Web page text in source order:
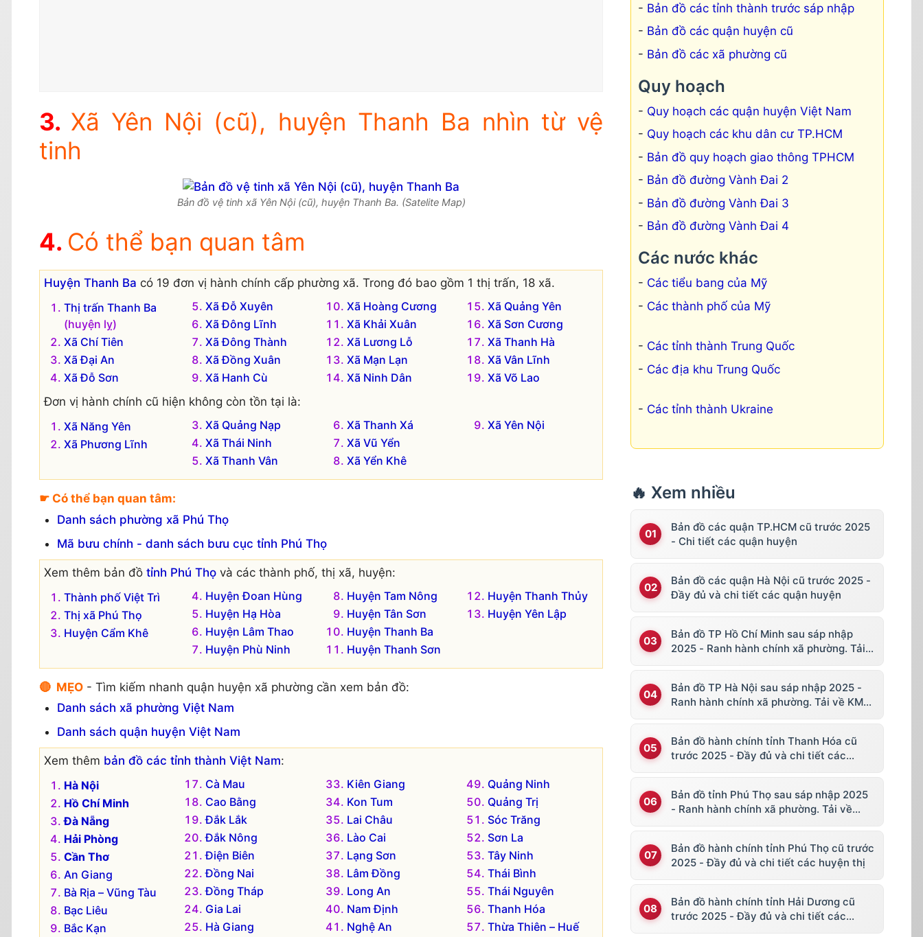
Xã Yên Nội (cũ), huyện Thanh Ba nhìn từ vệ
tinh
Bản đồ vệ tinh xã Yên Nội (cũ), huyện Thanh Ba. (Satelite Map)
Có thể bạn quan tâm
Huyện Thanh Ba có 19 đơn vị hành chính cấp phường xã. Trong đó bao gồm 1 thị trấn, 18 xã.
Thị trấn Thanh Ba
(huyện lỵ)
Xã Chí Tiên
Xã Đại An
Xã Đỗ Sơn
Xã Đỗ Xuyên
Xã Đông Lĩnh
Xã Đông Thành
Xã Đồng Xuân
Xã Hanh Cù
Xã Hoàng Cương
Xã Khải Xuân
Xã Lương Lỗ
Xã Mạn Lạn
Xã Ninh Dân
Xã Quảng Yên
Xã Sơn Cương
Xã Thanh Hà
Xã Vân Lĩnh
Xã Võ Lao
Đơn vị hành chính cũ hiện không còn tồn tại là:
Xã Năng Yên
Xã Phương Lĩnh
Xã Quảng Nạp
Xã Thái Ninh
Xã Thanh Vân
Xã Thanh Xá
Xã Vũ Yển
Xã Yển Khê
Xã Yên Nội
☛ Có thể bạn quan tâm:
Danh sách phường xã Phú Thọ
Mã bưu chính - danh sách bưu cục tỉnh Phú Thọ
Xem thêm bản đồ tỉnh Phú Thọ và các thành phố, thị xã, huyện:
Thành phố Việt Trì
Thị xã Phú Thọ
Huyện Cẩm Khê
Huyện Đoan Hùng
Huyện Hạ Hòa
Huyện Lâm Thao
Huyện Phù Ninh
Huyện Tam Nông
Huyện Tân Sơn
Huyện Thanh Ba
Huyện Thanh Sơn
Huyện Thanh Thủy
Huyện Yên Lập
🔴 MẸO - Tìm kiếm nhanh quận huyện xã phường cần xem bản đồ:
Danh sách xã phường Việt Nam
Danh sách quận huyện Việt Nam
Xem thêm bản đồ các tỉnh thành Việt Nam:
Hà Nội
Hồ Chí Minh
Đà Nẵng
Hải Phòng
Cần Thơ
An Giang
Bà Rịa – Vũng Tàu
Bạc Liêu
Bắc Kạn
Cà Mau
Cao Bằng
Đắk Lắk
Đắk Nông
Điện Biên
Đồng Nai
Đồng Tháp
Gia Lai
Hà Giang
Kiên Giang
Kon Tum
Lai Châu
Lào Cai
Lạng Sơn
Lâm Đồng
Long An
Nam Định
Nghệ An
Quảng Ninh
Quảng Trị
Sóc Trăng
Sơn La
Tây Ninh
Thái Bình
Thái Nguyên
Thanh Hóa
Thừa Thiên – Huế
Bản đồ các tỉnh thành trước sáp nhập
Bản đồ các quận huyện cũ
Bản đồ các xã phường cũ
Quy hoạch
Quy hoạch các quận huyện Việt Nam
Quy hoạch các khu dân cư TP.HCM
Bản đồ quy hoạch giao thông TPHCM
Bản đồ đường Vành Đai 2
Bản đồ đường Vành Đai 3
Bản đồ đường Vành Đai 4
Các nước khác
Các tiểu bang của Mỹ
Các thành phố của Mỹ
Các tỉnh thành Trung Quốc
Các địa khu Trung Quốc
Các tỉnh thành Ukraine
🔥 Xem nhiều
Bản đồ các quận TP.HCM cũ trước 2025
- Chi tiết các quận huyện
Bản đồ các quận Hà Nội cũ trước 2025 -
Đầy đủ và chi tiết các quận huyện
Bản đồ TP Hồ Chí Minh sau sáp nhập
2025 - Ranh hành chính xã phường. Tải
Bản đồ TP Hà Nội sau sáp nhập 2025 -
Ranh hành chính xã phường. Tải về KML,
Bản đồ hành chính tỉnh Thanh Hóa cũ
trước 2025 - Đầy đủ và chi tiết các
Bản đồ tỉnh Phú Thọ sau sáp nhập 2025
- Ranh hành chính xã phường. Tải về
Bản đồ hành chính tỉnh Phú Thọ cũ trước
2025 - Đầy đủ và chi tiết các huyện thị
Bản đồ hành chính tỉnh Hải Dương cũ
trước 2025 - Đầy đủ và chi tiết các